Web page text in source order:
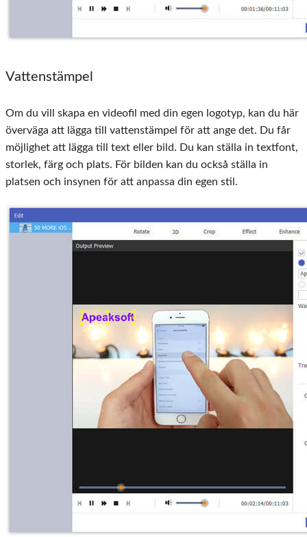
Vattenstämpel
Om du vill skapa en videofil med din egen logotyp, kan du här
överväga att lägga till vattenstämpel för att ange det. Du får
möjlighet att lägga till text eller bild. Du kan ställa in textfont,
storlek, färg och plats. För bilden kan du också ställa in
platsen och insynen för att anpassa din egen stil.